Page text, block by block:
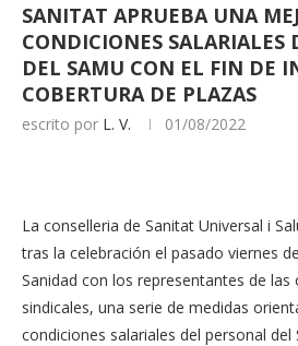
SANITAT APRUEBA UNA
CONDICIONES SALARIALES
DEL SAMU CON EL FIN DE
COBERTURA DE PLAZAS
escrito por L. V. 01/08/2022
La conselleria de Sanitat Universal i
tras la celebración el pasado viernes
Sanidad con los representantes de las
sindicales, una serie de medidas
condiciones salariales del personal del